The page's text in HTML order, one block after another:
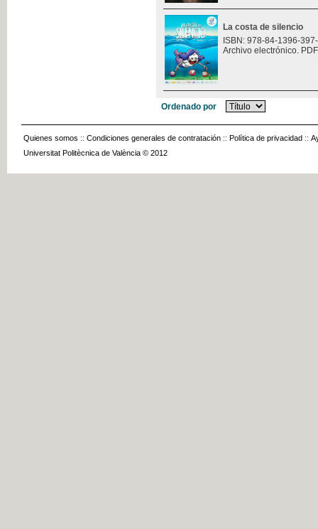
La costa de silencio
ISBN: 978-84-1396-
Archivo electrónico.
Ordenado por
Quienes somos :: Condiciones generales de contratación :: Política de privacidad ::
Universitat Politècnica de València © 2012